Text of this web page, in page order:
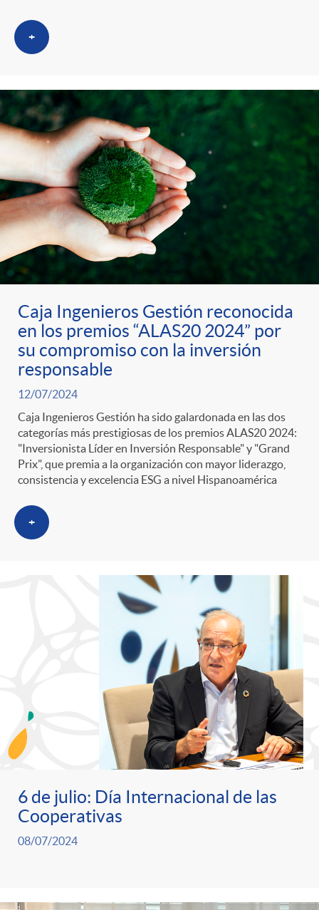
+
Caja Ingenieros Gestión reconocida
en los premios “ALAS20 2024” por
su compromiso con la inversión
responsable
12/07/2024
Caja Ingenieros Gestión ha sido galardonada en las dos
categorías más prestigiosas de los premios ALAS20 2024:
"Inversionista Líder en Inversión Responsable" y "Grand
Prix", que premia a la organización con mayor liderazgo,
consistencia y excelencia ESG a nivel Hispanoamérica
+
6 de julio: Día Internacional de las
Cooperativas
08/07/2024